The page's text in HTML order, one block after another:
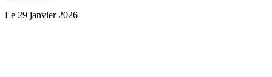
Le 29 janvier 2026